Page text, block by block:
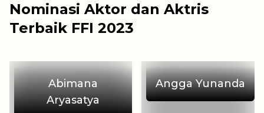
Nominasi Aktor dan Aktris
Terbaik FFI 2023
Abimana
Aryasatya
Angga Yunanda